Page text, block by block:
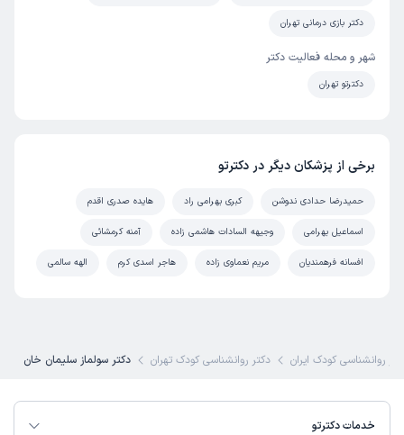
دکتر بازی درمانی تهران
شهر و محله فعالیت دکتر
دکترتو تهران
برخی از پزشکان دیگر در دکترتو
حمیدرضا حدادی ندوشن کبری بهرامی راد هایده صدری اقدم
اسماعیل بهرامی وجیهه السادات هاشمی زاده آمنه کرمشائی
افسانه فرهمندیان مریم نعماوی زاده هاجر اسدی کرم الهه سالمی
روانشناسی کودک ایران دکتر روانشناسی کودک تهران دکتر سولماز سلیمان خان
خدمات دکترتو